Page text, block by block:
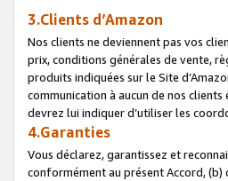
3.Clients d’Amazon
Nos clients ne deviennent pas vos
prix, conditions générales de vente,
produits indiquées sur le Site
communication à aucun de nos
devrez lui indiquer d’utiliser les
4.Garanties
Vous déclarez, garantissez et
conformément au présent Accord,